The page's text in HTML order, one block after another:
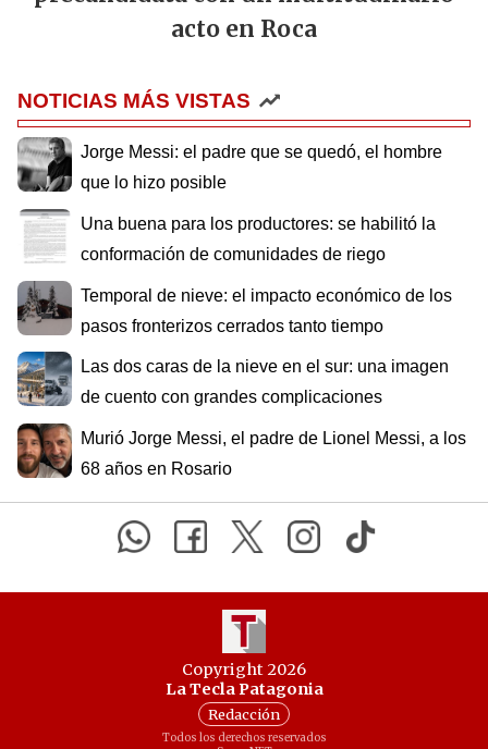
acto en Roca
NOTICIAS MÁS VISTAS
Jorge Messi: el padre que se quedó, el hombre
que lo hizo posible
Una buena para los productores: se habilitó la
conformación de comunidades de riego
Temporal de nieve: el impacto económico de los
pasos fronterizos cerrados tanto tiempo
Las dos caras de la nieve en el sur: una imagen
de cuento con grandes complicaciones
Murió Jorge Messi, el padre de Lionel Messi, a los
68 años en Rosario
Copyright 2026
La Tecla Patagonia
Redacción
Todos los derechos reservados